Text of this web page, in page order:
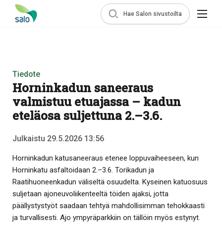
Hae Salon sivustoilta
Tiedote
Horninkadun saneeraus
valmistuu etuajassa – kadun
eteläosa suljettuna 2.–3.6.
Julkaistu 29.5.2026 13:56
Horninkadun katusaneeraus etenee loppuvaiheeseen, kun
Horninkatu asfaltoidaan 2.–3.6. Torikadun ja
Raatihuoneenkadun väliseltä osuudelta. Kyseinen katuosuus
suljetaan ajoneuvoliikenteeltä töiden ajaksi, jotta
päällystystyöt saadaan tehtyä mahdollisimman tehokkaasti
ja turvallisesti. Ajo ympyräparkkiin on tällöin myös estynyt.